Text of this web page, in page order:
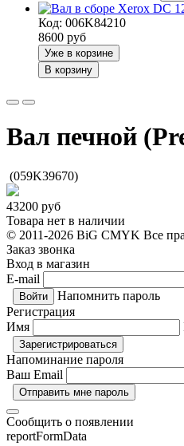
Код: 006K84210
8600 руб
Уже в корзине
В корзину
Вал печной
(059K39670)
43200 руб
Товара нет в наличии
© 2011-2026 BiG CMYK Все
Заказ звонка
Вход в магазин
E-mail
Напомнить пароль
Регистрация
Имя
Напоминание пароля
Ваш Email
Сообщить о появлении
reportFormData